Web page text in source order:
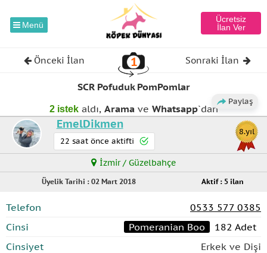
Menü
Ücretsiz
İlan Ver
Önceki İlan 1 Sonraki İlan
SCR Pofuduk PomPomlar
Paylaş
2 istekaldı, Aramave Whatsapp`dan
8.yıl
EmelDikmen
22 saat önce aktifti
İzmir / Güzelbahçe
Üyelik Tarihi : 02 Mart 2018 Aktif : 5 ilan
Telefon
0533 577 0385
Cinsi
Pomeranian Boo
182 Adet
Cinsiyet
Erkek ve Dişi